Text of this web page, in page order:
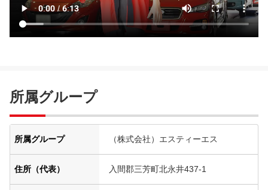
所属グループ
所属グループ （株式会社）エスティーエス
住所（代表） 入間郡三芳町北永井437-1